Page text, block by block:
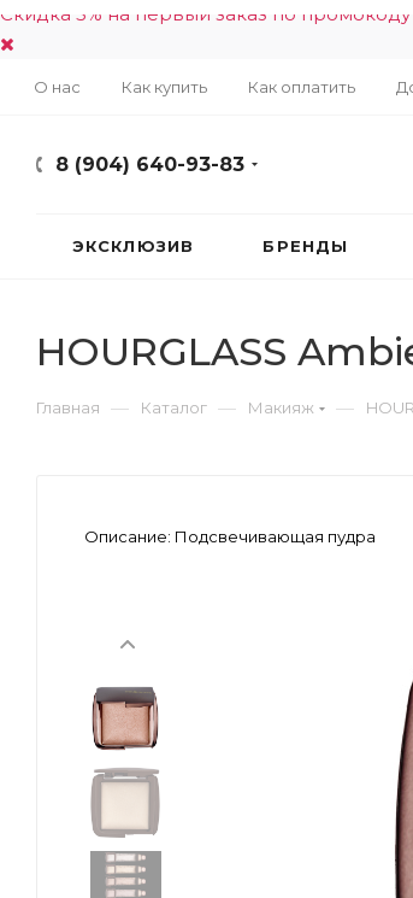
Скидка 5% на первый заказ по промокоду
О нас Как купить Как оплатить
8 (904) 640-93-83
ЭКСКЛЮЗИВ БРЕНДЫ
HOURGLASS
Главная — Каталог — Макияж —
Описание: Подсвечивающая пудра